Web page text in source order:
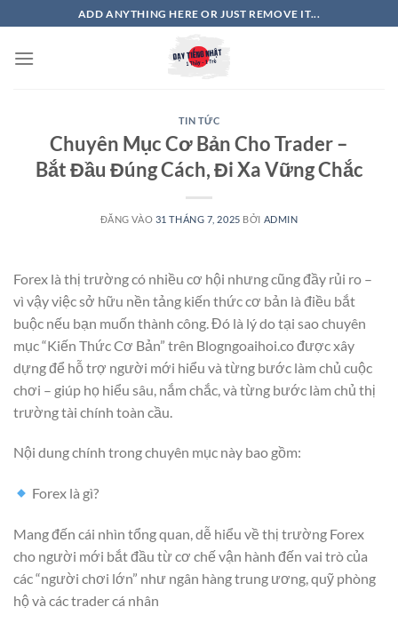
qua
nội
ADD ANYTHING HERE OR JUST REMOVE IT...
TIN TỨC
Chuyên Mục Cơ Bản Cho Trader –
Bắt Đầu Đúng Cách, Đi Xa Vững Chắc
ĐĂNG VÀO 31 THÁNG 7, 2025 BỞI ADMIN
Forex là thị trường có nhiều cơ hội nhưng cũng đầy rủi ro –
vì vậy việc sở hữu nền tảng kiến thức cơ bản là điều bắt
buộc nếu bạn muốn thành công. Đó là lý do tại sao chuyên
mục “Kiến Thức Cơ Bản” trên Blogngoaihoi.co được xây
dựng để hỗ trợ người mới hiểu và từng bước làm chủ cuộc
chơi – giúp họ hiểu sâu, nắm chắc, và từng bước làm chủ thị
trường tài chính toàn cầu.
Nội dung chính trong chuyên mục này bao gồm:
Forex là gì?
Mang đến cái nhìn tổng quan, dễ hiểu về thị trường Forex
cho người mới bắt đầu từ cơ chế vận hành đến vai trò của
các “người chơi lớn” như ngân hàng trung ương, quỹ phòng
hộ và các trader cá nhân